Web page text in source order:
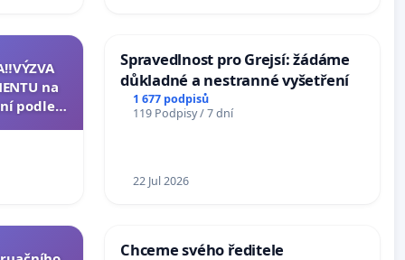
na
podle §
Spravedlnost pro Grejsí: žádáme
důkladné a nestranné vyšetření
1 677 podpisů
119 Podpisy / 7 dní
22 Jul 2026
Chceme svého ředitele